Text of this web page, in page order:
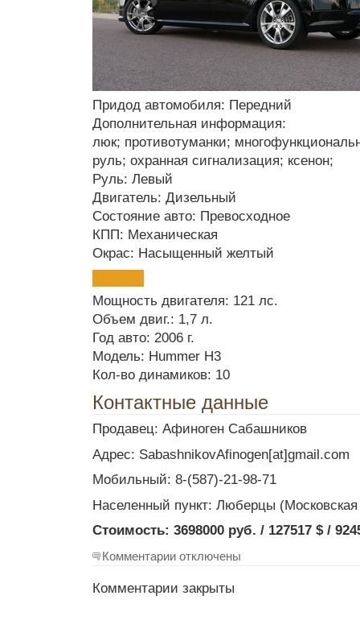
Придод автомобиля: Передний
Дополнительная информация:
люк; противотуманки;
руль; охранная сигнализация; ксенон;
Руль: Левый
Двигатель: Дизельный
Состояние авто: Превосходное
КПП: Механическая
Окрас: Насыщенный желтый
Мощность двигателя: 121 лс.
Объем двиг.: 1,7 л.
Год авто: 2006 г.
Модель: Hummer H3
Кол-во динамиков: 10
Контактные данные
Продавец: Афиноген Сабашников
Адрес: SabashnikovAfinogen[at]gmail.com
Мобильный: 8-(587)-21-98-71
Населенный пункт: Люберцы (Московская
Стоимость: 3698000 руб. / 127517 $ /
Комментарии отключены
Комментарии закрыты